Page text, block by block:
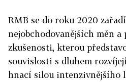
RMB se do roku 2020
nejobchodovanějších měn a
zkušenosti, kterou
souvislosti s dluhem
hnací silou intenzivnějšího